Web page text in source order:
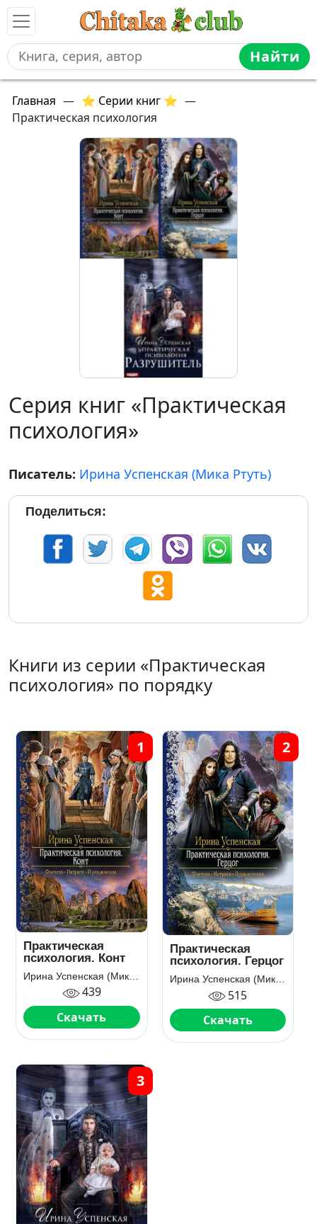
Найти
Главная — ⭐ Серии книг ⭐ —
Практическая психология
Серия книг «Практическая
психология»
Писатель: Ирина Успенская (Мика Ртуть)
Поделиться:
Книги из серии «Практическая
психология» по порядку
Практическая
психология. Конт
439
Скачать
1
Практическая
психология. Герцог
Ирина Успенская (Мика Ртуть)
515
Скачать
2
3